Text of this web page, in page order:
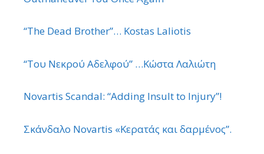
“The Dead Brother”… Kostas Laliotis
“Του Νεκρού Αδελφού” …Κώστα Λαλιώτη
Novartis Scandal: “Adding Insult to Injury”!
Σκάνδαλο Novartis «Κερατάς και δαρμένος”.